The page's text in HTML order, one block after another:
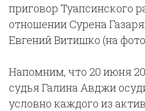
приговор Туапсинского
отношении Сурена
Евгений Витишко (на
Напомним, что 20 июня
судья Галина Авджи
условно каждого из